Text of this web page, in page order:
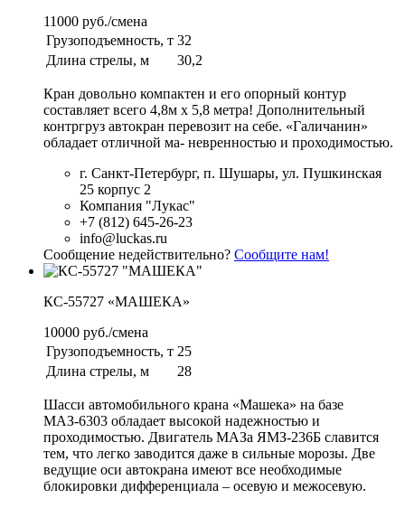
11000 руб./смена
Грузоподъемность, т 32
Длина стрелы, м
30,2
Кран довольно компактен и его опорный контур
составляет всего 4,8м х 5,8 метра! Дополнительный
контргруз автокран перевозит на себе. «Галичанин»
обладает отличной ма- невренностью и проходимостью.
г. Санкт-Петербург, п. Шушары, ул. Пушкинская
25 корпус 2
Компания "Лукас"
+7 (812) 645-26-23
info@luckas.ru
Сообщение недействительно? Сообщите нам!
КС-55727 «МАШЕКА»
10000 руб./смена
Грузоподъемность, т 25
Длина стрелы, м
28
Шасси автомобильного крана «Машека» на базе
МАЗ-6303 обладает высокой надежностью и
проходимостью. Двигатель МАЗа ЯМЗ-236Б славится
тем, что легко заводится даже в сильные морозы. Две
ведущие оси автокрана имеют все необходимые
блокировки дифференциала – осевую и межосевую.